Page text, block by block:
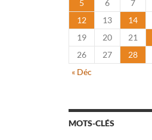
5
6 7
12
13 14
19
20 21
26
27 28
« Déc
MOTS-CLÉS